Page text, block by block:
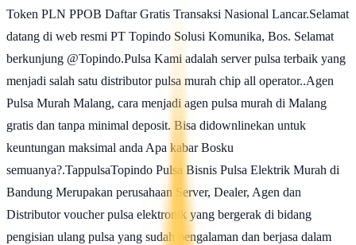
Token PLN PPOB Daftar Gratis Transaksi Nasional Lancar.Selamat
datang di web resmi PT Topindo Solusi Komunika, Bos. Selamat
berkunjung @Topindo.Pulsa Kami adalah server pulsa terbaik yang
menjadi salah satu distributor pulsa murah chip all operator..Agen
Pulsa Murah Malang, cara menjadi agen pulsa murah di Malang
gratis dan tanpa minimal deposit. Bisa didownlinekan untuk
keuntungan maksimal anda Apa kabar Bosku
semuanya?.TappulsaTopindo Pulsa Bisnis Pulsa Elektrik Murah di
Bandung Merupakan perusahaan Server, Dealer, Agen dan
Distributor voucher pulsa elektronik yang bergerak di bidang
pengisian ulang pulsa yang sudah pengalaman dan berjasa dalam